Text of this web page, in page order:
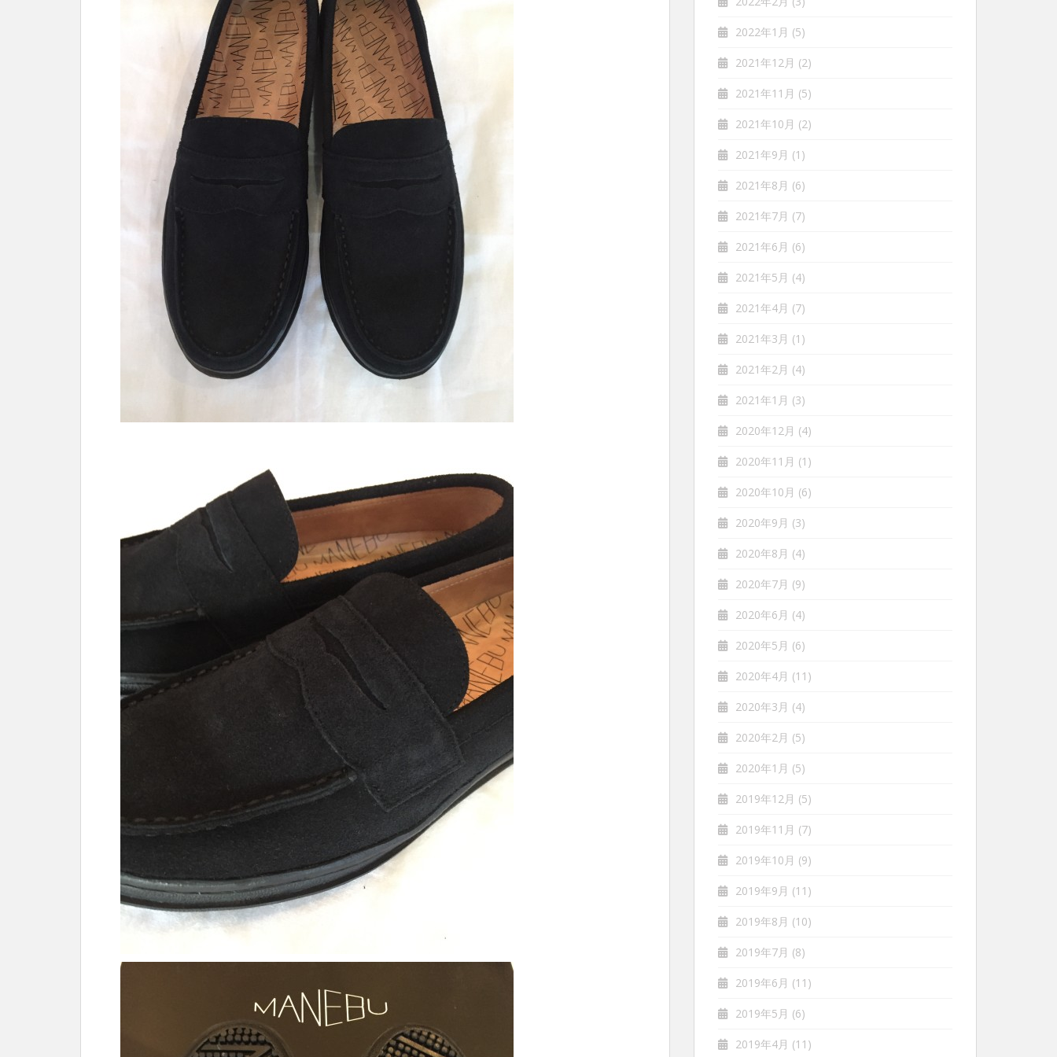
2022年1月 (5)
2021年12月 (2)
2021年11月 (5)
2021年10月 (2)
2021年9月 (1)
2021年8月 (6)
2021年7月 (7)
2021年6月 (6)
2021年5月 (4)
2021年4月 (7)
2021年3月 (1)
2021年2月 (4)
2021年1月 (3)
2020年12月 (4)
2020年11月 (1)
2020年10月 (6)
2020年9月 (3)
2020年8月 (4)
2020年7月 (9)
2020年6月 (4)
2020年5月 (6)
2020年4月 (11)
2020年3月 (4)
2020年2月 (5)
2020年1月 (5)
2019年12月 (5)
2019年11月 (7)
2019年10月 (9)
2019年9月 (11)
2019年8月 (10)
2019年7月 (8)
2019年6月 (11)
2019年5月 (6)
2019年4月 (11)